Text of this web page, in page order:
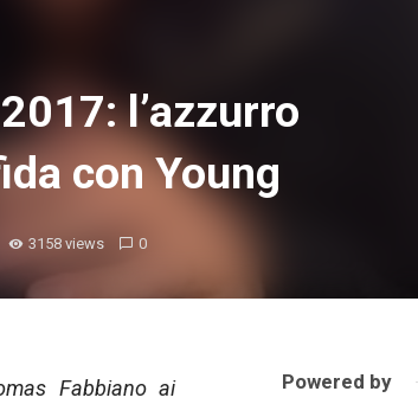
l’azzurro
con Young
3158 views 0
Fabbiano ai
Powered by